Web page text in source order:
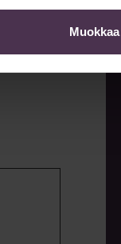
Muokkaa